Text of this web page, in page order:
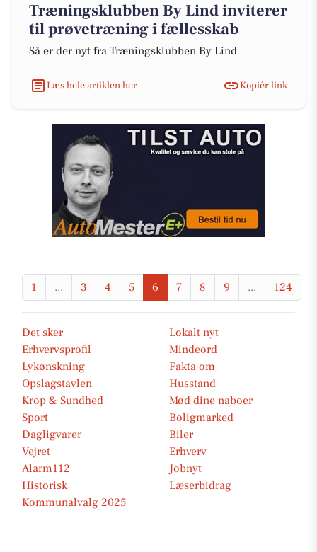
Træningsklubben By Lind inviterer
til prøvetræning i fællesskab
Så er der nyt fra Træningsklubben By Lind
Læs hele artiklen her Kopiér link
1 ... 3 4 5 6 7 8 9 ... 124
Det sker
Lokalt nyt
Erhvervsprofil
Mindeord
Lykønskning
Fakta om
Opslagstavlen
Husstand
Krop & Sundhed
Mød dine naboer
Sport
Boligmarked
Dagligvarer
Biler
Vejret
Erhverv
Alarm112
Jobnyt
Historisk
Læserbidrag
Kommunalvalg 2025